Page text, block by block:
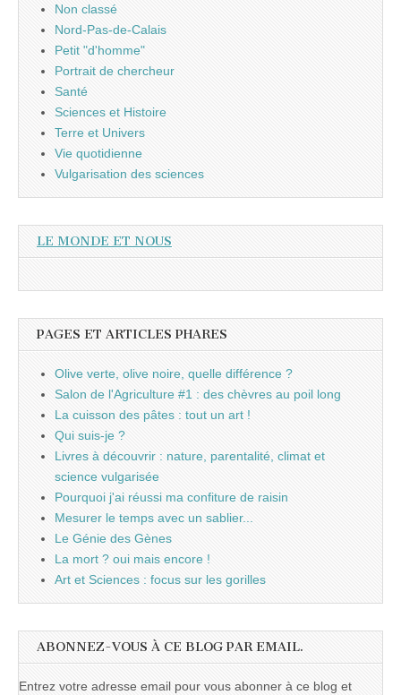
Non classé
Nord-Pas-de-Calais
Petit "d'homme"
Portrait de chercheur
Santé
Sciences et Histoire
Terre et Univers
Vie quotidienne
Vulgarisation des sciences
LE MONDE ET NOUS
PAGES ET ARTICLES PHARES
Olive verte, olive noire, quelle différence ?
Salon de l'Agriculture #1 : des chèvres au poil long
La cuisson des pâtes : tout un art !
Qui suis-je ?
Livres à découvrir : nature, parentalité, climat et
science vulgarisée
Pourquoi j'ai réussi ma confiture de raisin
Mesurer le temps avec un sablier...
Le Génie des Gènes
La mort ? oui mais encore !
Art et Sciences : focus sur les gorilles
ABONNEZ-VOUS À CE BLOG PAR EMAIL.
Entrez votre adresse email pour vous abonner à ce blog et